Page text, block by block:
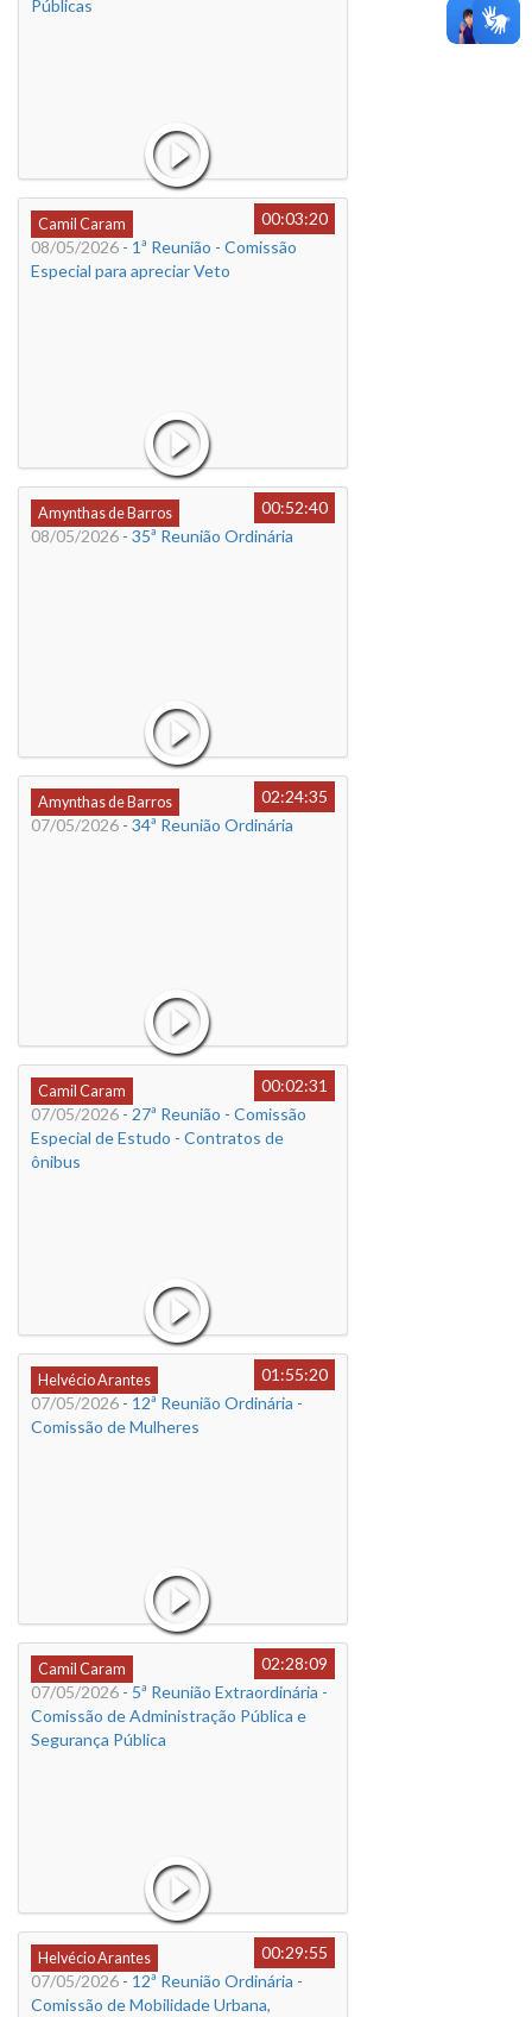
Públicas
Camil Caram
00:03:20
08/05/2026 - 1ª Reunião - Comissão
Especial para apreciar Veto
Amynthas de Barros
00:52:40
08/05/2026 - 35ª Reunião Ordinária
Amynthas de Barros
02:24:35
07/05/2026 - 34ª Reunião Ordinária
Camil Caram
00:02:31
07/05/2026 - 27ª Reunião - Comissão
Especial de Estudo - Contratos de
ônibus
Helvécio Arantes
01:55:20
07/05/2026 - 12ª Reunião Ordinária -
Comissão de Mulheres
Camil Caram
02:28:09
07/05/2026 - 5ª Reunião Extraordinária -
Comissão de Administração Pública e
Segurança Pública
Helvécio Arantes
00:29:55
07/05/2026 - 12ª Reunião Ordinária -
Comissão de Mobilidade Urbana,